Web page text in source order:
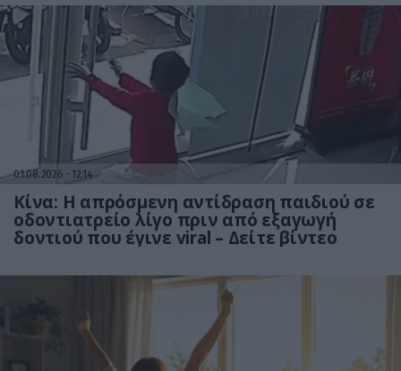
01.08.2026 12:14
Κίνα: Η απρόσμενη αντίδραση παιδιού σε
οδοντιατρείο λίγο πριν από εξαγωγή
δοντιού που έγινε viral – Δείτε βίντεο